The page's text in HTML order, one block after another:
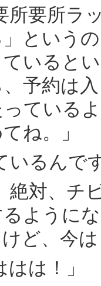
所要所ラ
という
いると
予約は
ている
ね。」
いるんで
絶対、チ
ように
ど、今
は！」